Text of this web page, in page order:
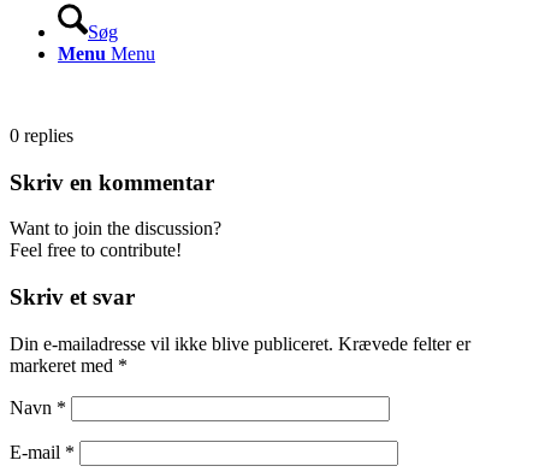
Søg
Menu Menu
0 replies
Skriv en kommentar
Want to join the discussion?
Feel free to contribute!
Skriv et svar
Din e-mailadresse vil ikke blive publiceret. Krævede felter er
markeret med *
Navn *
E-mail *